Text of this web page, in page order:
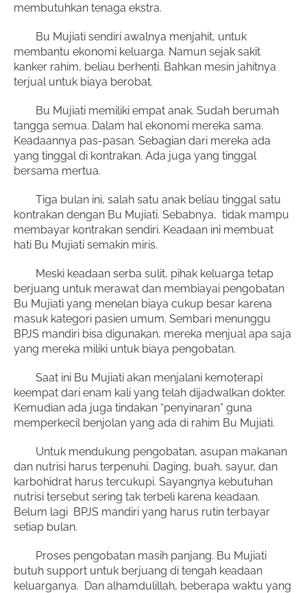
membutuhkan tenaga ekstra.
Bu Mujiati sendiri awalnya menjahit, untuk
membantu ekonomi keluarga. Namun sejak sakit
kanker rahim, beliau berhenti. Bahkan mesin jahitnya
terjual untuk biaya berobat.
Bu Mujiati memiliki empat anak. Sudah berumah
tangga semua. Dalam hal ekonomi mereka sama.
Keadaannya pas-pasan. Sebagian dari mereka ada
yang tinggal di kontrakan. Ada juga yang tinggal
bersama mertua.
Tiga bulan ini, salah satu anak beliau tinggal satu
kontrakan dengan Bu Mujiati. Sebabnya, tidak mampu
membayar kontrakan sendiri. Keadaan ini membuat
hati Bu Mujiati semakin miris.
Meski keadaan serba sulit, pihak keluarga tetap
berjuang untuk merawat dan membiayai pengobatan
Bu Mujiati yang menelan biaya cukup besar karena
masuk kategori pasien umum. Sembari menunggu
BPJS mandiri bisa digunakan, mereka menjual apa saja
yang mereka miliki untuk biaya pengobatan.
Saat ini Bu Mujiati akan menjalani kemoterapi
keempat dari enam kali yang telah dijadwalkan dokter.
Kemudian ada juga tindakan “penyinaran” guna
memperkecil benjolan yang ada di rahim Bu Mujiati.
Untuk mendukung pengobatan, asupan makanan
dan nutrisi harus terpenuhi. Daging, buah, sayur, dan
karbohidrat harus tercukupi. Sayangnya kebutuhan
nutrisi tersebut sering tak terbeli karena keadaan.
Belum lagi BPJS mandiri yang harus rutin terbayar
setiap bulan.
Proses pengobatan masih panjang. Bu Mujiati
butuh support untuk berjuang di tengah keadaan
keluarganya. Dan alhamdulillah, beberapa waktu yang